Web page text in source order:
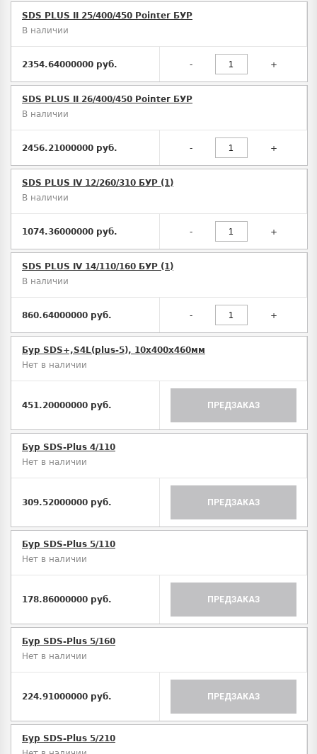
SDS PLUS II 25/400/450 Pointer БУР
В наличии
2354.64000000 руб. - +
SDS PLUS II 26/400/450 Pointer БУР
В наличии
2456.21000000 руб. - +
SDS PLUS IV 12/260/310 БУР (1)
В наличии
1074.36000000 руб. - +
SDS PLUS IV 14/110/160 БУР (1)
В наличии
860.64000000 руб. - +
Бур SDS+,S4L(plus-5), 10х400x460мм
Нет в наличии
451.20000000 руб. ПРЕДЗАКАЗ
Бур SDS-Plus 4/110
Нет в наличии
309.52000000 руб. ПРЕДЗАКАЗ
Бур SDS-Plus 5/110
Нет в наличии
178.86000000 руб. ПРЕДЗАКАЗ
Бур SDS-Plus 5/160
Нет в наличии
224.91000000 руб. ПРЕДЗАКАЗ
Бур SDS-Plus 5/210